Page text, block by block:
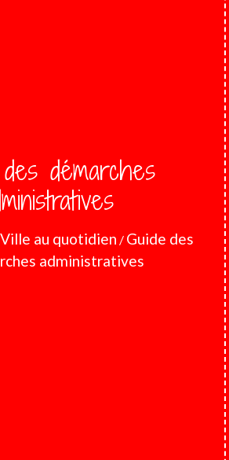
démarches
au quotidien / Guide des
administratives